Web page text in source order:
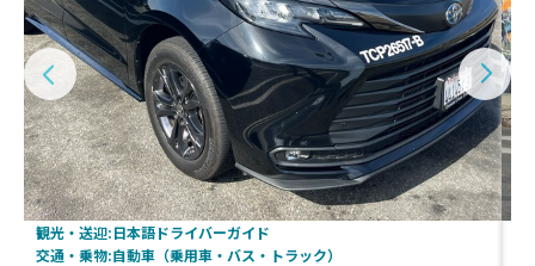
観光・送迎:日本語ドライバーガイド
交通・乗物:自動車（乗用車・バス・トラック）